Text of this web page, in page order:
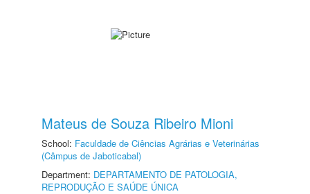
Mateus de Souza Ribeiro Mioni
School: Faculdade de Ciências Agrárias e Veterinárias
(Câmpus de Jaboticabal)
Department: DEPARTAMENTO DE PATOLOGIA,
REPRODUÇÃO E SAÚDE ÚNICA